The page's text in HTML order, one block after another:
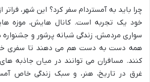
چرا باید به آمستردام سفر کرد؟ این شهر،
خود یک تجربه است. کانال هایش، موزه
سواری مردمش، زندگی شبانه پرشور و
همه دست به دست هم می دهند تا سفری
کنند. مسافران می توانند در میان جاذبه
غرق در تاریخ، هنر، و سبک زندگی خاص